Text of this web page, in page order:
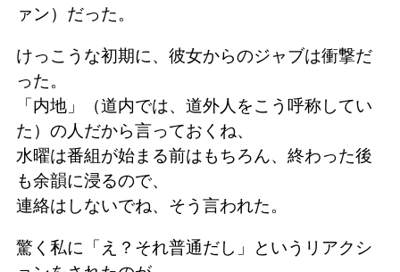
ァン）だった。
けっこうな初期に、彼女からのジャブは衝撃だ
った。
「内地」（道内では、道外人をこう呼称してい
た）の人だから言っておくね、
水曜は番組が始まる前はもちろん、終わった後
も余韻に浸るので、
連絡はしないでね、そう言われた。
驚く私に「え？それ普通だし」というリアクシ